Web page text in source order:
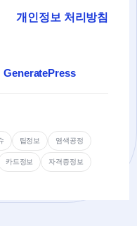
개인정보 처리방침
GeneratePress
팁정보 염색공정
카드정보 자격증정보